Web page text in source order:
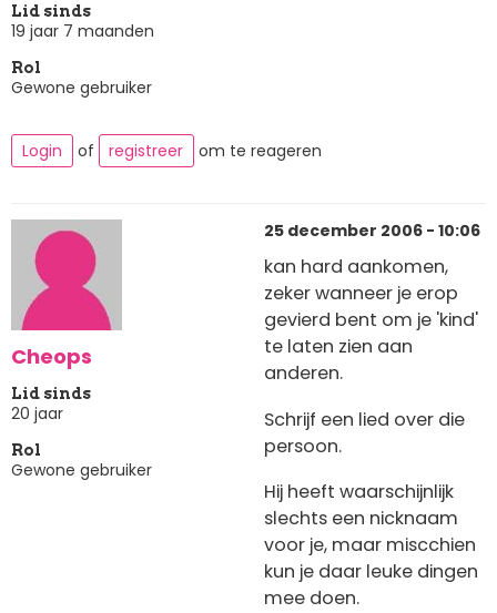
Lid sinds
19 jaar 7 maanden
Rol
Gewone gebruiker
Login of registreer om te reageren
Cheops
Lid sinds
20 jaar
Rol
Gewone gebruiker
25 december 2006 - 10:06
kan hard aankomen,
zeker wanneer je erop
gevierd bent om je 'kind'
te laten zien aan
anderen.
Schrijf een lied over die
persoon.
Hij heeft waarschijnlijk
slechts een nicknaam
voor je, maar miscchien
kun je daar leuke dingen
mee doen.